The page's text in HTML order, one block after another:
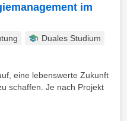
im
Duales Studium
eine lebenswerte Zukunft
schaffen. Je nach Projekt